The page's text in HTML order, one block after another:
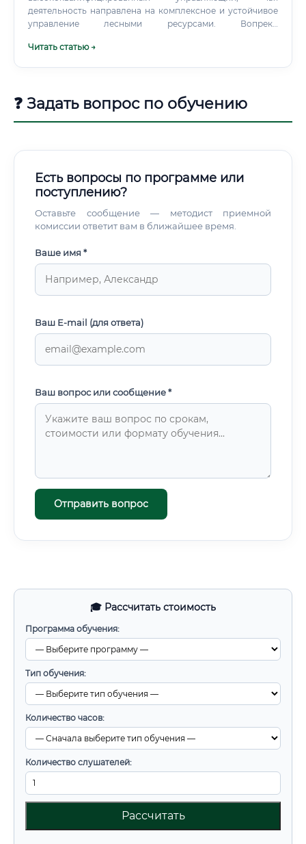
🎓 Рассчитать стоимость
Программа обучения:
Тип обучения:
Количество часов:
Количество слушателей:
Рассчитать
деятельность направлена на комплексное и устойчивое
управление лесными ресурсами. Вопреки
далеко за рамки простой лесозаготовки.
Читать статью →
❓ Задать вопрос по обучению
Есть вопросы по программе или
поступлению?
Оставьте сообщение — методист приемной
комиссии ответит вам в ближайшее время.
Ваше имя *
Ваш E-mail (для ответа)
Ваш вопрос или сообщение *
Отправить вопрос